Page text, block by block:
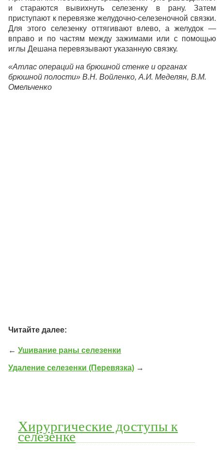
и стараются вывихнуть селезенку в рану. Затем
приступают к перевязке желудочно-селезеночной связки.
Для этого селезенку оттягивают влево, а желудок —
вправо и по частям между зажимами или с помощью
иглы Дешана перевязывают указанную связку.
«Атлас операций на брюшной стенке и органах
брюшной полости» В.Н. Войленко, А.И. Меделян, В.М.
Омельченко
Читайте далее:
←Ушивание раны селезенки
Удаление селезенки (Перевязка) →
Хирургические доступы к
селезенке